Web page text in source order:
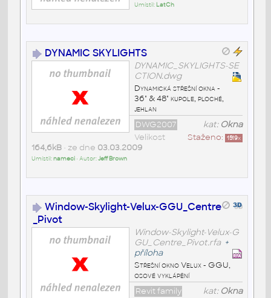
Umístil: LatCh
DYNAMIC SKYLIGHTS
DYNAMIC_SKYLIGHTS-SE
CTION.dwg
Dynamická střešní okna -
36" & 48" kupole, ploché,
jehlan
kat: Okna
DWG2007
Staženo: 1519x
Velikost
164,6kB• ze dne 03.03.2009
Umístil:nameci• Autor:Jeff Brown
Window-Skylight-Velux-GGU_Centre
_Pivot
Window-Skylight-Velux-G
GU_Centre_Pivot.rfa +
příloha
Střešní okno Velux - GGU,
osové vyklápění
kat: Okna
Revit family